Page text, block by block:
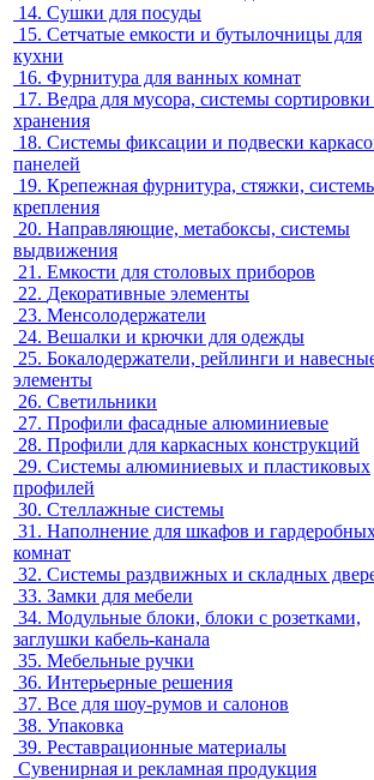
14. Сушки для посуды
15. Сетчатые емкости и бутылочницы для
кухни
16. Фурнитура для ванных комнат
17. Ведра для мусора, системы сортировки
хранения
18. Системы фиксации и подвески
панелей
19. Крепежная фурнитура, стяжки,
крепления
20. Направляющие, метабоксы, системы
выдвижения
21. Емкости для столовых приборов
22. Декоративные элементы
23. Менсолодержатели
24. Вешалки и крючки для одежды
25. Бокалодержатели, рейлинги и
элементы
26. Светильники
27. Профили фасадные алюминиевые
28. Профили для каркасных конструкций
29. Системы алюминиевых и пластиковых
профилей
30. Стеллажные системы
31. Наполнение для шкафов и
комнат
32. Системы раздвижных и складных
33. Замки для мебели
34. Модульные блоки, блоки с розетками,
заглушки кабель-канала
35. Мебельные ручки
36. Интерьерные решения
37. Все для шоу-румов и салонов
38. Упаковка
39. Реставрационные материалы
Сувенирная и рекламная продукция